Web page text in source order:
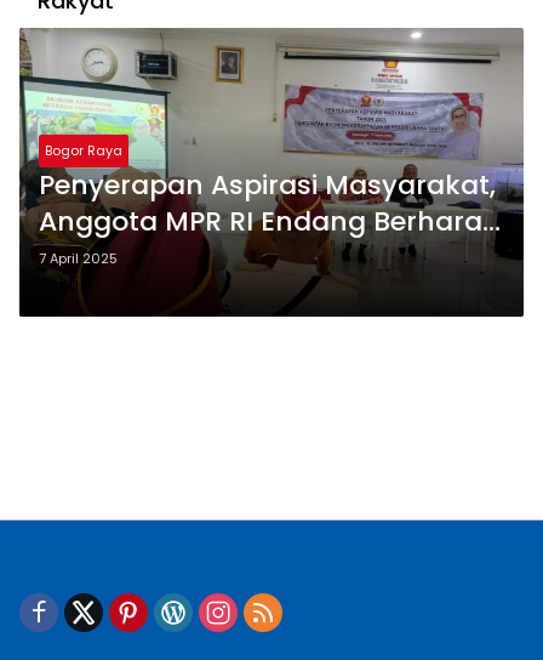
Bogor Raya
Penyerapan Aspirasi Masyarakat,
Anggota MPR RI Endang Berharap
Penguatan Ekonomi yang
Berbasis Usaha Rakyat
7 April 2025
Rekti Y